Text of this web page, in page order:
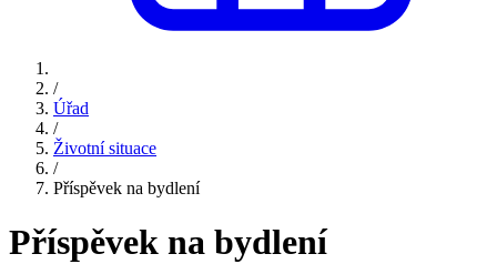
/
Úřad
/
Životní situace
/
Příspěvek na bydlení
Příspěvek na bydlení